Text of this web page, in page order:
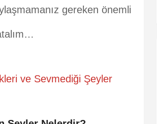
gereken önemli
ve Sevmediği Şeyler